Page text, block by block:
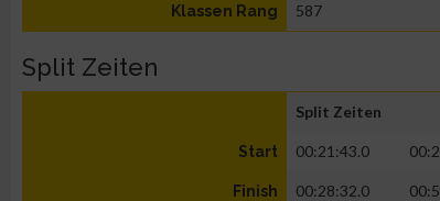
Klassen Rang 587
Split Zeiten
Split Zeiten
Start 00:21:43.0
Finish 00:28:32.0